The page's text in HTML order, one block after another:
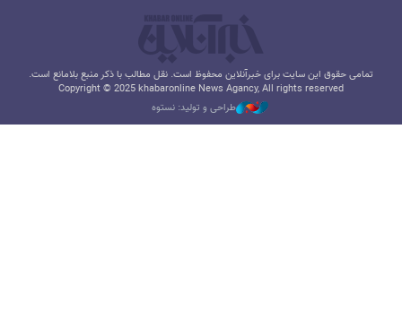
تمامی حقوق این سایت برای خبرآنلاین محفوظ است. نقل مطالب با ذکر منبع بلامانع است.
Copyright © 2025 khabaronline News Agancy, All rights reserved
طراحی و تولید: نستوه